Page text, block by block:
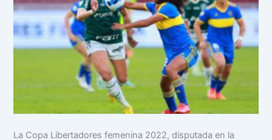
La Copa Libertadores femenina 2022, disputada en la